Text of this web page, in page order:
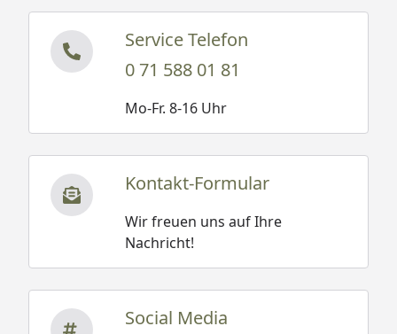
Service Telefon
0 71 588 01 81
Mo-Fr. 8-16 Uhr
Kontakt-Formular
Wir freuen uns auf Ihre
Nachricht!
Social Media